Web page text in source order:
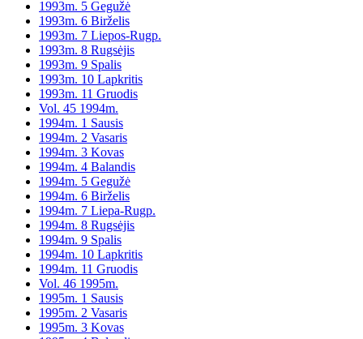
1993m. 5 Gegužė
1993m. 6 Birželis
1993m. 7 Liepos-Rugp.
1993m. 8 Rugsėjis
1993m. 9 Spalis
1993m. 10 Lapkritis
1993m. 11 Gruodis
Vol. 45 1994m.
1994m. 1 Sausis
1994m. 2 Vasaris
1994m. 3 Kovas
1994m. 4 Balandis
1994m. 5 Gegužė
1994m. 6 Birželis
1994m. 7 Liepa-Rugp.
1994m. 8 Rugsėjis
1994m. 9 Spalis
1994m. 10 Lapkritis
1994m. 11 Gruodis
Vol. 46 1995m.
1995m. 1 Sausis
1995m. 2 Vasaris
1995m. 3 Kovas